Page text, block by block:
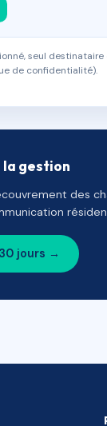
seul
de confidentialité).
gestion
des
jours →